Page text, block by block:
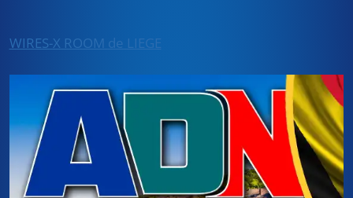
WIRES-X ROOM de LIEGE